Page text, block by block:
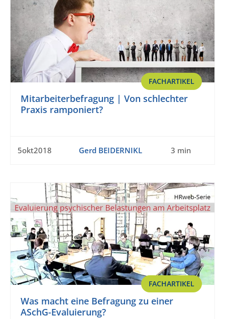
FACHARTIKEL
Mitarbeiterbefragung | Von schlechter
Praxis ramponiert?
5okt2018 Gerd BEIDERNIKL 3 min
FACHARTIKEL
Was macht eine Befragung zu einer
ASchG-Evaluierung?